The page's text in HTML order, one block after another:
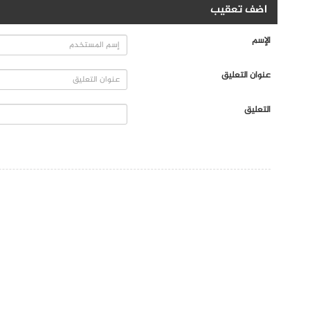
اضف تعقيب
الإسم
عنوان التعليق
التعليق